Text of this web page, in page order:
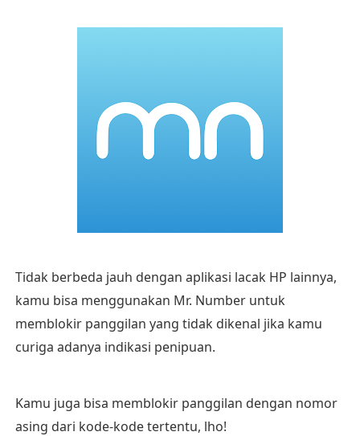
Tidak berbeda jauh dengan aplikasi lacak HP lainnya,
kamu bisa menggunakan Mr. Number untuk
memblokir panggilan yang tidak dikenal jika kamu
curiga adanya indikasi penipuan.
Kamu juga bisa memblokir panggilan dengan nomor
asing dari kode-kode tertentu, lho!